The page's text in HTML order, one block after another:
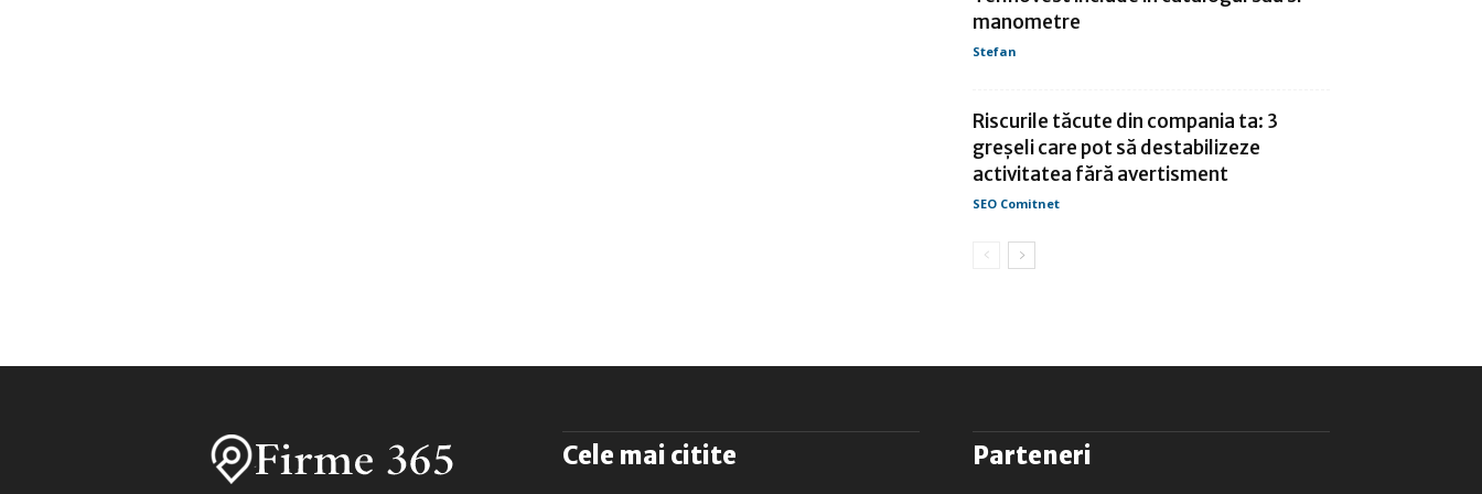
manometre
Stefan
Riscurile tăcute din compania ta: 3
greșeli care pot să destabilizeze
activitatea fără avertisment
SEO Comitnet
Cele mai citite Parteneri